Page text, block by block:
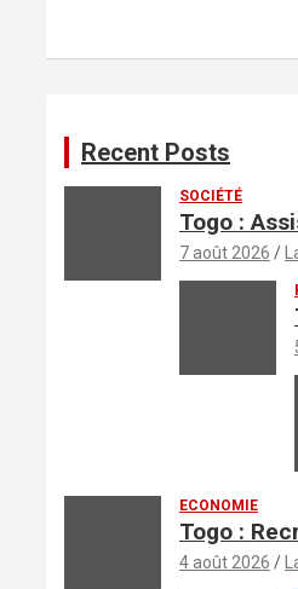
Recent Posts
SOCIÉTÉ
Togo :
7 août 2026
ECONOMIE
Togo :
4 août 2026